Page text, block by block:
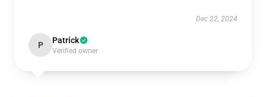
Dec 22, 2024
P Patrick
Verified owner